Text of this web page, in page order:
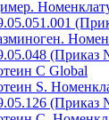
(Приказ
C Global
S.
(Приказ